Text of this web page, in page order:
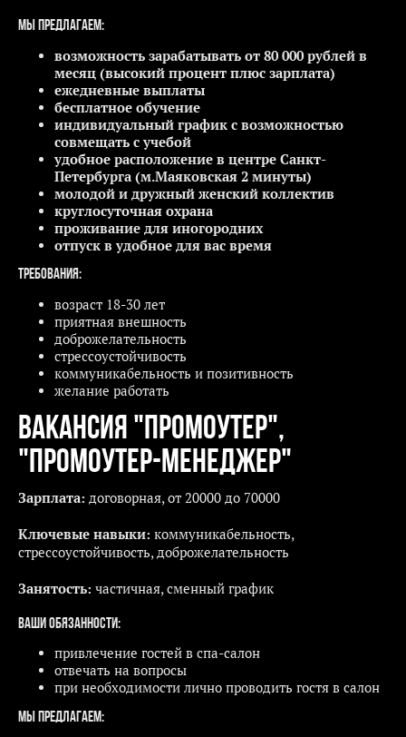
Мы предлагаем:
возможность зарабатывать от 80 000 рублей в
месяц (высокий процент плюс зарплата)
ежедневные выплаты
бесплатное обучение
индивидуальный график с возможностью
совмещать с учебой
удобное расположение в центре Санкт-
Петербурга (м.Маяковская 2 минуты)
молодой и дружный женский коллектив
круглосуточная охрана
проживание для иногородних
отпуск в удобное для вас время
Требования:
возраст 18-30 лет
приятная внешность
доброжелательность
стрессоустойчивость
коммуникабельность и позитивность
желание работать
Вакансия "Промоутер",
"Промоутер-менеджер"
Зарплата: договорная, от 20000 до 70000
Ключевые навыки: коммуникабельность,
cтрессоустойчивость, доброжелательность
Занятость: частичная, сменный график
Ваши обязанности:
привлечение гостей в спа-салон
отвечать на вопросы
при необходимости лично проводить гостя в салон
Мы предлагаем: